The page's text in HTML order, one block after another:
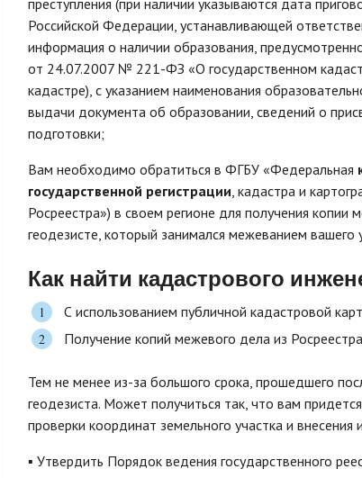
преступления (при наличии указываются дата
Российской Федерации, устанавливающей
информация о наличии образования,
от 24.07.2007 № 221-ФЗ «О государственном
кадастре), с указанием наименования
выдачи документа об образовании, сведений о
подготовки;
Вам необходимо обратиться в ФГБУ «Федеральная
государственной регистрации, кадастра и
Росреестра») в своем регионе для получения
геодезисте, который занимался межеванием вашего
Как найти кадастрового
С использованием публичной кадастровой
Получение копий межевого дела из
Тем не менее из-за большого срока, прошедшего
геодезиста. Может получиться так, что вам
проверки координат земельного участка и
▪ Утвердить Порядок ведения государственного